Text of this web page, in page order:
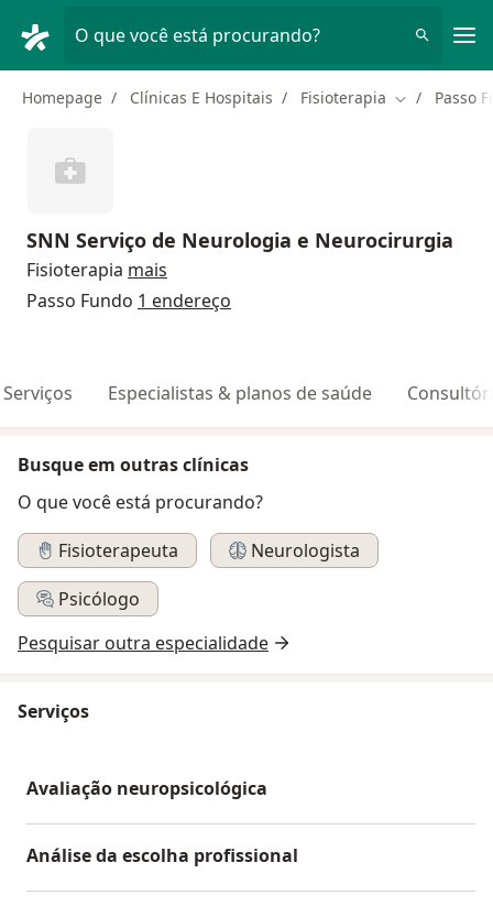
O que você está procurando?
Homepage Clínicas E Hospitais Fisioterapia Mudar de
Passo
SNN Serviço de Neurologia e Neurocirurgia
Fisioterapia mais
Passo Fundo 1 endereço
Serviços Especialistas & planos de saúde
Busque em outras clínicas
O que você está procurando?
Fisioterapeuta
Neurologista
Psicólogo
Pesquisar outra especialidade
Serviços
Avaliação neuropsicológica
Análise da escolha profissional